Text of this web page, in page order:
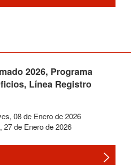
2026, Programa
Línea Registro
, 08de Enerode2026
, 27de Enerode2026